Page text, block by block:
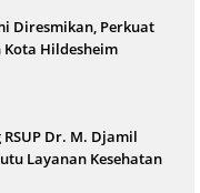
Diresmikan, Perkuat
Kota Hildesheim
Dr. M. Djamil
Layanan Kesehatan